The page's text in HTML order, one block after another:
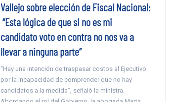
Vallejo sobre elección de Fiscal Nacional:
“Esta lógica de que si no es mi
candidato voto en contra no nos va a
llevar a ninguna parte”
“Hay una intención de traspasar costos al Ejecutivo
por la incapacidad de comprender que no hay
candidatos a la medida”, señaló la ministra.